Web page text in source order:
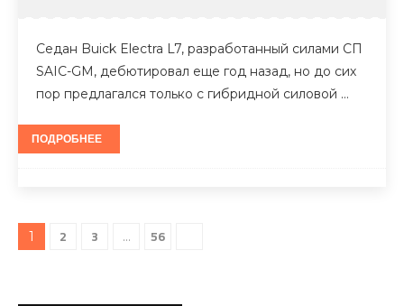
Седан Buick Electra L7, разработанный силами СП
SAIC-GM, дебютировал еще год назад, но до сих
пор предлагался только с гибридной силовой …
ПОДРОБНЕЕ
1 2 3 … 56